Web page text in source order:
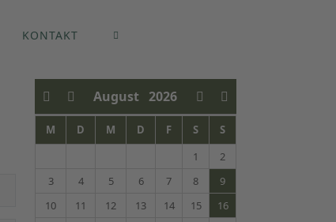
KONTAKT
August 2026
M D M D F S
S
1
2
3
4 5 6 7 8
9
10
11 12 13 14 15
16